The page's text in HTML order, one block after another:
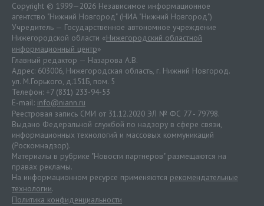
Copyright © 1999—2026 Независимое информационное
агентство "Нижний Новгород" (НИА "Нижний Новгород")
Учредитель — Государственное автономное учреждение
Нижегородской области «Нижегородский областной
информационный центр»
Главный редактор — Назарова А.В.
Адрес: 603006, Нижегородская область, г. Нижний Новгород.
ул. М.Горького, д.151Б, пом. 5
Телефон: +7 (831) 233-94-53
E-mail: info@niann.ru
Реестровая запись СМИ от 31.12.2020 ЭЛ № ФС 77 - 79798.
Выдано Федеральной службой по надзору в сфере связи,
информационных технологий и массовых коммуникаций
(Роскомнадзор).
Материалы в рубрике "Новости партнеров" размещаются на
правах рекламы.
На информационном ресурсе применяются рекомендательные
технологии.
Политика конфиденциальности